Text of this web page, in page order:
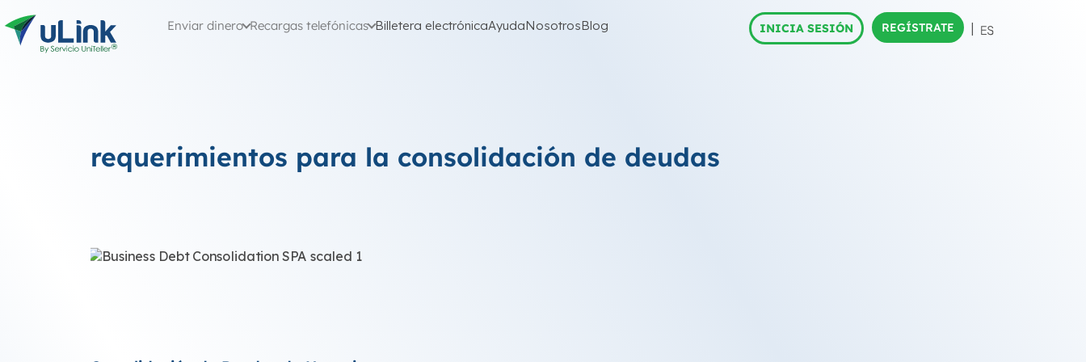
Enviar dinero Recargas telefónicas Billetera electrónicaAyudaNosotrosBlog INICIA SESIÓN REGÍSTRATE
requerimientos para la consolidación de deudas